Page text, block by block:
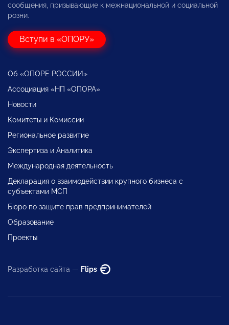
сообщения, призывающие к межнациональной и социальной
розни.
Вступи в «ОПОРУ»
Об «ОПОРЕ РОССИИ»
Ассоциация «НП «ОПОРА»
Новости
Комитеты и Комиссии
Региональное развитие
Экспертиза и Аналитика
Международная деятельность
Декларация о взаимодействии крупного бизнеса с
субъектами МСП
Бюро по защите прав предпринимателей
Образование
Проекты
Разработка сайта — Flips